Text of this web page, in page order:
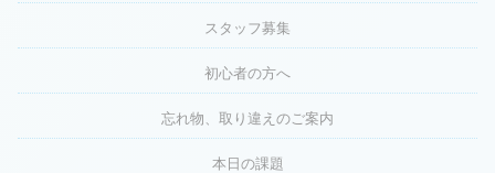
スタッフ募集
初心者の方へ
忘れ物、取り違えのご案内
本日の課題